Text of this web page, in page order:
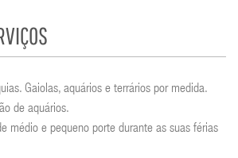
Gaiolas, aquários e terrários por medida.
de aquários.
médio e pequeno porte durante as suas férias